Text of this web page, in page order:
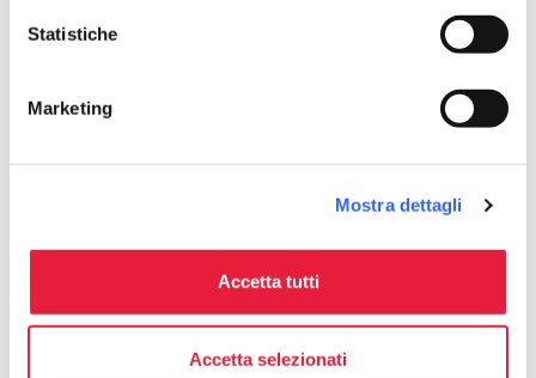
Statistiche
Marketing
Mostra dettagli
Accetta tutti
Accetta selezionati
Informazioni sull'accessibilità: